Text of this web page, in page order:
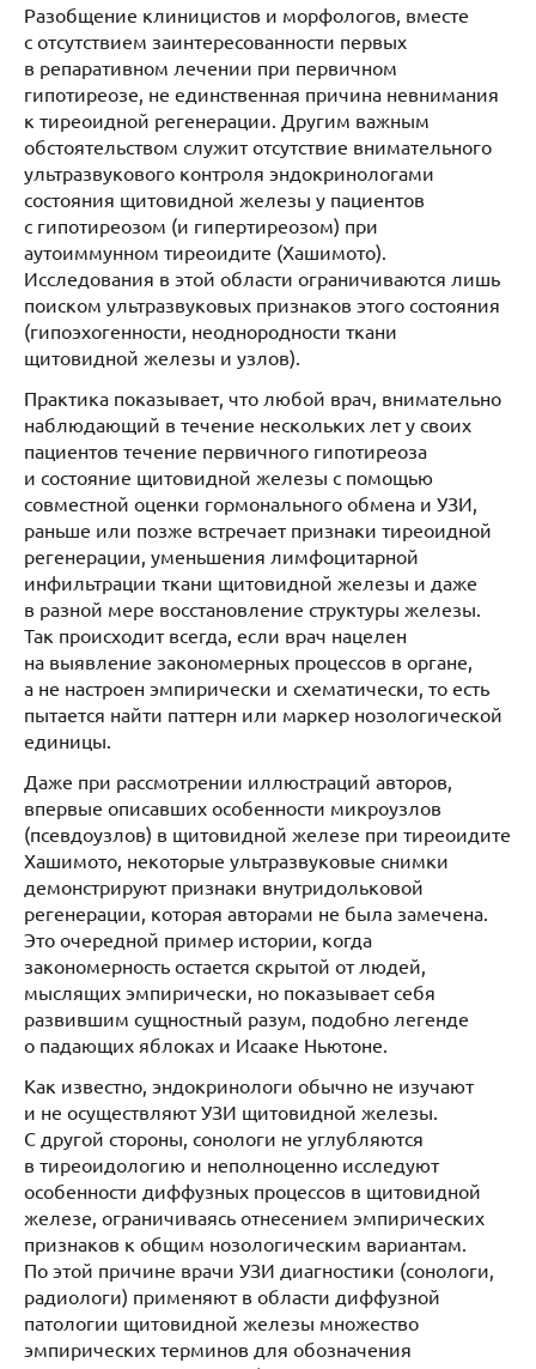
Разобщение клиницистов и морфологов, вместе
с отсутствием заинтересованности первых
в репаративном лечении при первичном
гипотиреозе, не единственная причина невнимания
к тиреоидной регенерации. Другим важным
обстоятельством служит отсутствие внимательного
ультразвукового контроля эндокринологами
состояния щитовидной железы у пациентов
с гипотиреозом (и гипертиреозом) при
аутоиммунном тиреоидите (Хашимото).
Исследования в этой области ограничиваются лишь
поиском ультразвуковых признаков этого состояния
(гипоэхогенности, неоднородности ткани
щитовидной железы и узлов).
Практика показывает, что любой врач, внимательно
наблюдающий в течение нескольких лет у своих
пациентов течение первичного гипотиреоза
и состояние щитовидной железы с помощью
совместной оценки гормонального обмена и УЗИ,
раньше или позже встречает признаки тиреоидной
регенерации, уменьшения лимфоцитарной
инфильтрации ткани щитовидной железы и даже
в разной мере восстановление структуры железы.
Так происходит всегда, если врач нацелен
на выявление закономерных процессов в органе,
а не настроен эмпирически и схематически, то есть
пытается найти паттерн или маркер нозологической
единицы.
Даже при рассмотрении иллюстраций авторов,
впервые описавших особенности микроузлов
(псевдоузлов) в щитовидной железе при тиреоидите
Хашимото, некоторые ультразвуковые снимки
демонстрируют признаки внутридольковой
регенерации, которая авторами не была замечена.
Это очередной пример истории, когда
закономерность остается скрытой от людей,
мыслящих эмпирически, но показывает себя
развившим сущностный разум, подобно легенде
о падающих яблоках и Исааке Ньютоне.
Как известно, эндокринологи обычно не изучают
и не осуществляют УЗИ щитовидной железы.
С другой стороны, сонологи не углубляются
в тиреоидологию и неполноценно исследуют
особенности диффузных процессов в щитовидной
железе, ограничиваясь отнесением эмпирических
признаков к общим нозологическим вариантам.
По этой причине врачи УЗИ диагностики (сонологи,
радиологи) применяют в области диффузной
патологии щитовидной железы множество
эмпирических терминов для обозначения